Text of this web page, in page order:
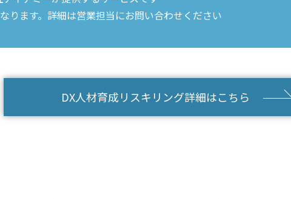
ります。詳細は営業担当にお問い合わせください
DX人材育成リスキリング詳細はこちら